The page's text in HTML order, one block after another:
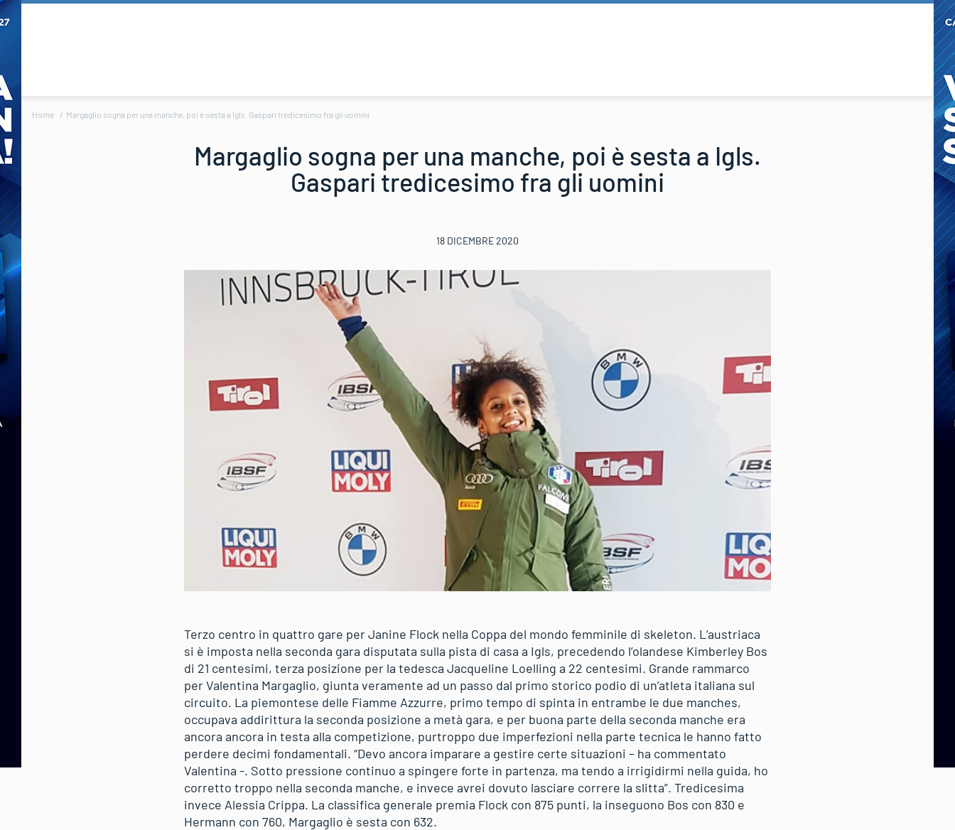
Home Margaglio sogna per una manche, poi è sesta a Igls. Gaspari tredicesimo fra gli uomini
Margaglio sogna per una manche, poi è sesta a Igls.
Gaspari tredicesimo fra gli uomini
18 DICEMBRE 2020
Terzo centro in quattro gare per Janine Flock nella Coppa del mondo femminile di skeleton. L’austriaca
si è imposta nella seconda gara disputata sulla pista di casa a Igls, precedendo l’olandese Kimberley Bos
di 21 centesimi, terza posizione per la tedesca Jacqueline Loelling a 22 centesimi. Grande rammarco
per Valentina Margaglio, giunta veramente ad un passo dal primo storico podio di un’atleta italiana sul
circuito. La piemontese delle Fiamme Azzurre, primo tempo di spinta in entrambe le due manches,
occupava addirittura la seconda posizione a metà gara, e per buona parte della seconda manche era
ancora ancora in testa alla competizione, purtroppo due imperfezioni nella parte tecnica le hanno fatto
perdere decimi fondamentali. “Devo ancora imparare a gestire certe situazioni – ha commentato
Valentina -. Sotto pressione continuo a spingere forte in partenza, ma tendo a irrigidirmi nella guida, ho
corretto troppo nella seconda manche, e invece avrei dovuto lasciare correre la slitta”. Tredicesima
invece Alessia Crippa. La classifica generale premia Flock con 875 punti, la inseguono Bos con 830 e
Hermann con 760, Margaglio è sesta con 632.